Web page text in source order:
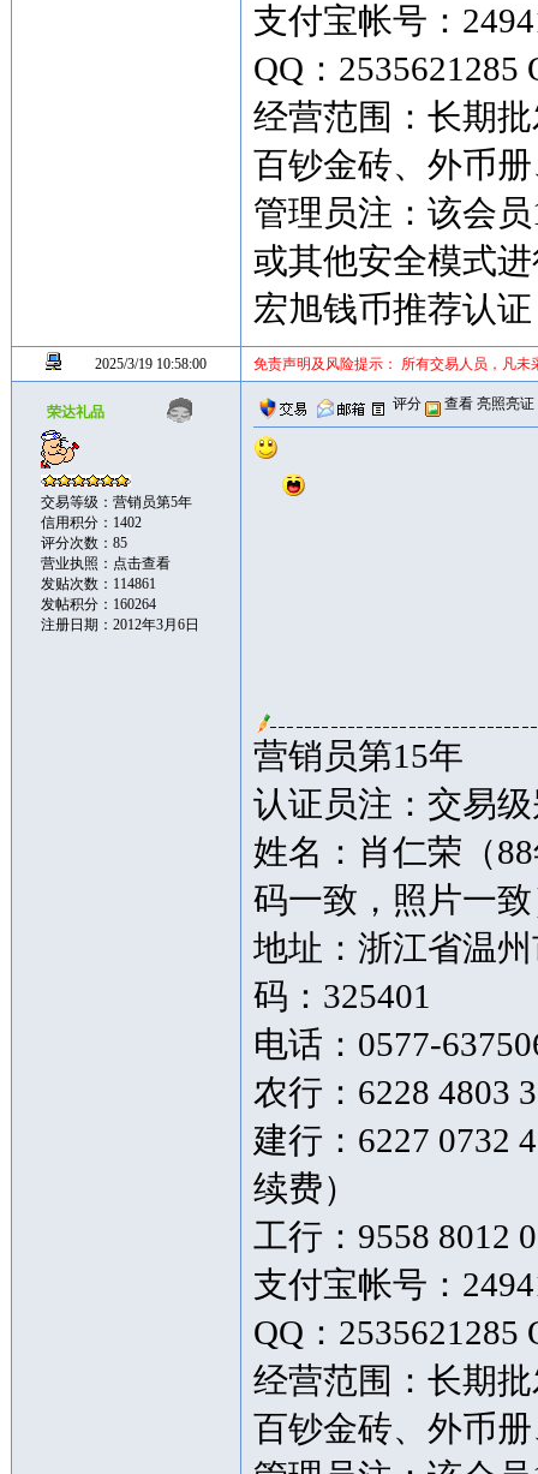
支付宝帐号：
QQ：2535621285
经营范围：长期
百钞金砖、外币
管理员注：该会
或其他安全模式
宏旭钱币推荐认证
2025/3/19 10:58:00 免责声明及风险提示： 所有交易人员，凡
荣达礼品
交易等级：营销员第5年
信用积分：1402
评分次数：85
营业执照： 点击查看
发贴次数：114861
发帖积分：160264
注册日期：2012年3月6日
评分 查看 亮照亮证
营销员第15年
认证员注：交易
姓名：肖仁荣（
码一致，照片一
地址：浙江省温
码：325401
电话：0577-
农行：6228 4803
建行：6227
续费）
工行：9558 8012
支付宝帐号：
QQ：2535621285
经营范围：长期
百钞金砖、外币